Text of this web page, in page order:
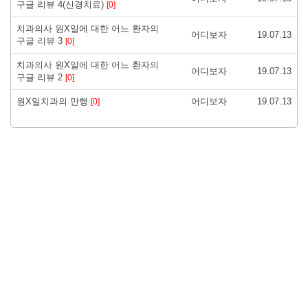
구글 리뷰 4(신경치료) [0]
치과의사 원X일에 대한 어느 환자의
구글 리뷰 3 [0]
어디보자 19.07.13
치과의사 원X일에 대한 어느 환자의
구글 리뷰 2 [0]
어디보자 19.07.13
원X일치과의 만행 [0] 어디보자 19.07.13